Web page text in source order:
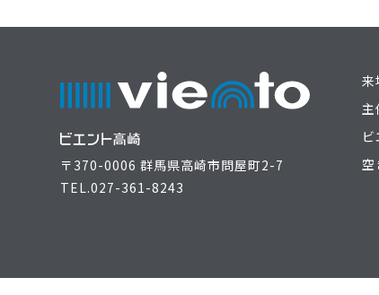
〒370-0006 群馬県高崎市問屋町2-7
TEL.027-361-8243
来
主
空